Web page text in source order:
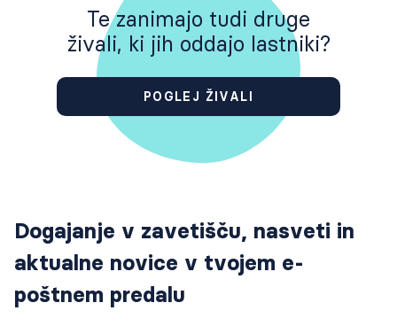
Te zanimajo tudi druge
živali, ki jih oddajo lastniki?
POGLEJ ŽIVALI
Dogajanje v zavetišču, nasveti in
aktualne novice v tvojem e-
poštnem predalu